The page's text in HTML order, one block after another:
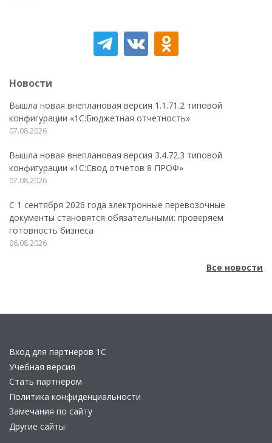
Новости
Вышла новая внеплановая версия 1.1.71.2 типовой
конфигурации «1C:Бюджетная отчетность»
07.08.2026
Вышла новая внеплановая версия 3.4.72.3 типовой
конфигурации «1C:Свод отчетов 8 ПРОФ»
07.08.2026
С 1 сентября 2026 года электронные перевозочные
документы становятся обязательными: проверяем
готовность бизнеса
06.08.2026
Все новости
Вход для партнеров 1С
Учебная версия
Стать партнером
Политика конфиденциальности
Замечания по сайту
Другие сайты